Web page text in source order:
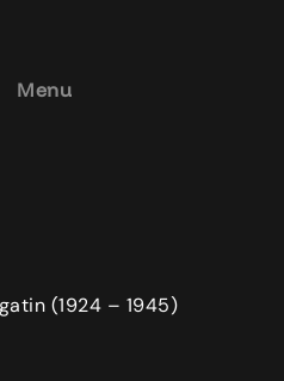
Menu
(1924 – 1945)